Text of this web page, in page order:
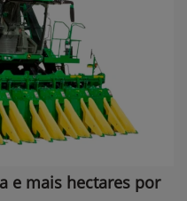
e mais hectares por